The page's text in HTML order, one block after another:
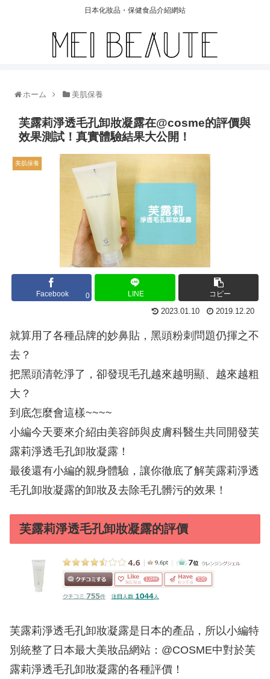
日本化妝品・保健食品介紹網站
ホーム 美肌保養
芙露莉淨透毛孔卸妝凝露在@cosme的評價與
效果測試！真實體驗結果大公開！
美肌保養
Facebook 0 LINE コピー
2023.01.10 2019.12.20
就算用了各種品牌的妙鼻貼，黑頭粉刺問題仍揮之不
去？
把黑頭清乾淨了，卻發現毛孔越來越明顯、越來越粗
大？
到底怎麼會這樣~~~~
小編今天要來介紹由美容師與皮膚科醫生共同開發芙
露莉淨透毛孔卸妝凝露！
最後還有小編的親身體驗，讓你徹底了解芙露莉淨透
毛孔卸妝凝露的卸妝及去除毛孔髒污的效果！
芙露莉淨透毛孔卸妝凝露的評價
芙露莉淨透毛孔卸妝凝露是日本的產品，所以小編特
別統整了日本最大美妝品網站：@COSME中對於芙
露莉淨透毛孔卸妝凝露的各種評價！